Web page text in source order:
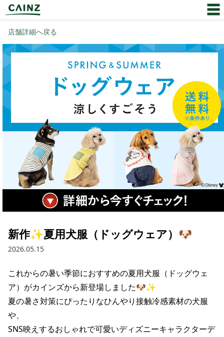
店舗詳細へ戻る
新作✨夏用犬服（ドッグウェア）🐶
2026.05.15
これからの暑い季節におすすめの夏用犬服（ドッグウェ
ア）がカインズから新登場しました🐶✨
夏の暑さ対策にぴったりなひんやり接触冷感素材の犬服
や、
SNS映えするおしゃれで可愛いディズニーキャラクターデ